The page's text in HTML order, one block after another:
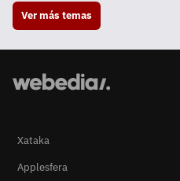
Ver más temas
Xataka
Applesfera